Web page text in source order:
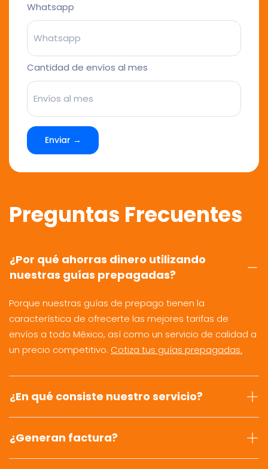
Whatsapp
Cantidad de envíos al mes
Enviar →
Preguntas Frecuentes
¿Por qué ahorras dinero utilizando
nuestras guías prepagadas?
Porque nuestras guías de prepago tienen la
característica de ofrecerte las mejores tarifas de
envíos a todo México, así como un servicio de calidad a
un precio competitivo. Cotiza tus guías prepagadas.
¿En qué consiste nuestro servicio?
¿Generan factura?